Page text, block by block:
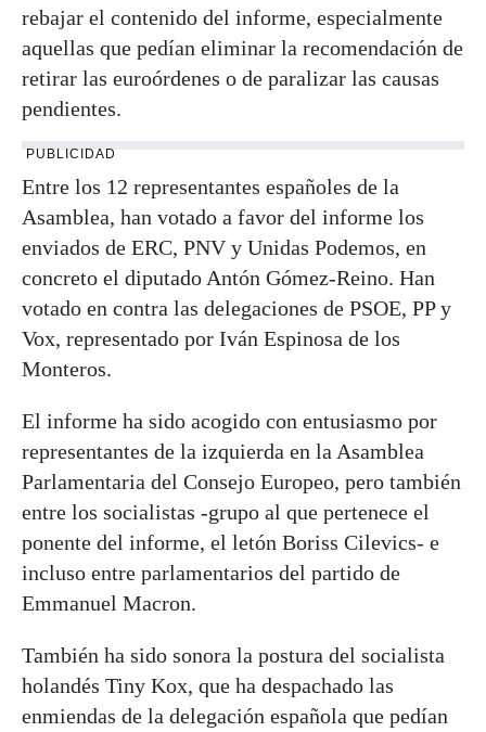
rebajar el contenido del informe, especialmente
aquellas que pedían eliminar la recomendación de
retirar las euroórdenes o de paralizar las causas
pendientes.
PUBLICIDAD
Entre los 12 representantes españoles de la
Asamblea, han votado a favor del informe los
enviados de ERC, PNV y Unidas Podemos, en
concreto el diputado Antón Gómez-Reino. Han
votado en contra las delegaciones de PSOE, PP y
Vox, representado por Iván Espinosa de los
Monteros.
El informe ha sido acogido con entusiasmo por
representantes de la izquierda en la Asamblea
Parlamentaria del Consejo Europeo, pero también
entre los socialistas -grupo al que pertenece el
ponente del informe, el letón Boriss Cilevics- e
incluso entre parlamentarios del partido de
Emmanuel Macron.
También ha sido sonora la postura del socialista
holandés Tiny Kox, que ha despachado las
enmiendas de la delegación española que pedían